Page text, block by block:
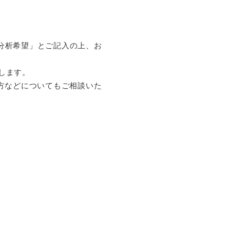
析希望」とご記入の上、お
す。
どについてもご相談いた